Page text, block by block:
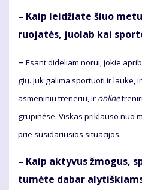
– Kaip lei­džia­te šiuo
ruo­ja­tės, juo­lab kai
– Esant di­de­liam no­rui, jo­kie
gių. Juk ga­li­ma spor­tuo­ti ir lau­ke,
as­me­ni­niu tre­ne­riu, ir on­li­ne
gru­pi­nė­se. Vis­kas pri­klau­so nuo
prie su­si­da­riu­sios si­tu­a­ci­jos.
– Kaip ak­ty­vus žmo­gus,
tu­mė­te da­bar